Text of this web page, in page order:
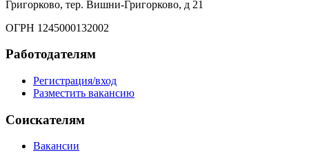
Григорково, тер. Вишни-Григорково, д 21
ОГРН 1245000132002
Работодателям
Регистрация/вход
Разместить вакансию
Соискателям
Вакансии